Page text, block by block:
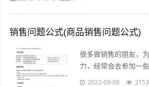
销售问题公式(商品销售问题公式)
很多做销售的朋友，
力，经常会去参加一
能力，训练自己的执
2022-09-08